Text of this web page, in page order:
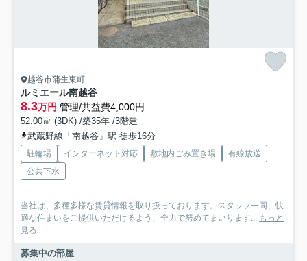
越谷市蒲生東町
ルミエール南越谷
8.3万円 管理/共益費4,000円
52.00㎡ (3DK) /築35年 /3階建
武蔵野線「南越谷」駅 徒歩16分
駐輪場 インターネット対応 敷地内ごみ置き場
有線放送
公共下水
当社は、多種多様な賃貸情報を取り扱っております。スタッフ一同、快
適な住まいをご提供いただけるよう、全力で努めてまいります...
もっと
見る
募集中の部屋